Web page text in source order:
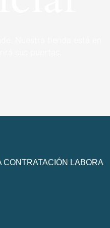
CONTRATACIÓN LABORA